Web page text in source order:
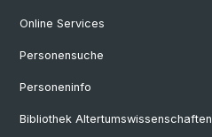
Online Services
Personensuche
Personeninfo
Bibliothek Altertumswissenschaften